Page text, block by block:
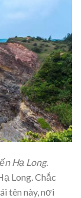
Hạ Long.
Long. Chắc
tên này, nơi